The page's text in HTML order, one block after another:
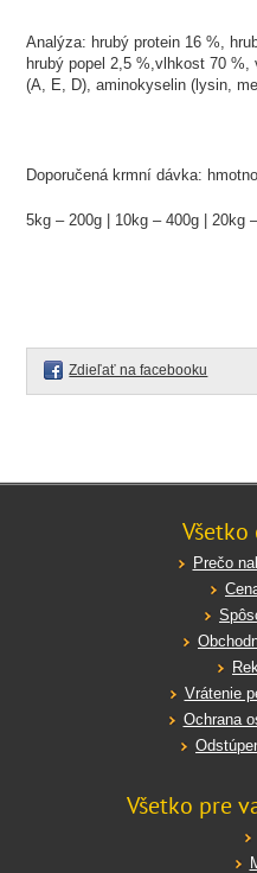
Analýza: hrubý protein 16 %,
hrubý popel 2,5 %,vlhkost 70
(A, E, D), aminokyselin (lysin,
Doporučená krmní dávka:
5kg – 200g | 10kg – 400g | 20kg
Zdieľať na facebooku
Prečo
Vrátenie
Ochrana
Všetko pre